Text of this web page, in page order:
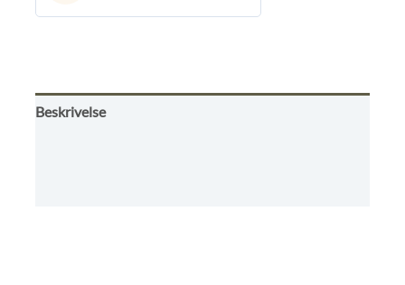
0
Beskrivelse